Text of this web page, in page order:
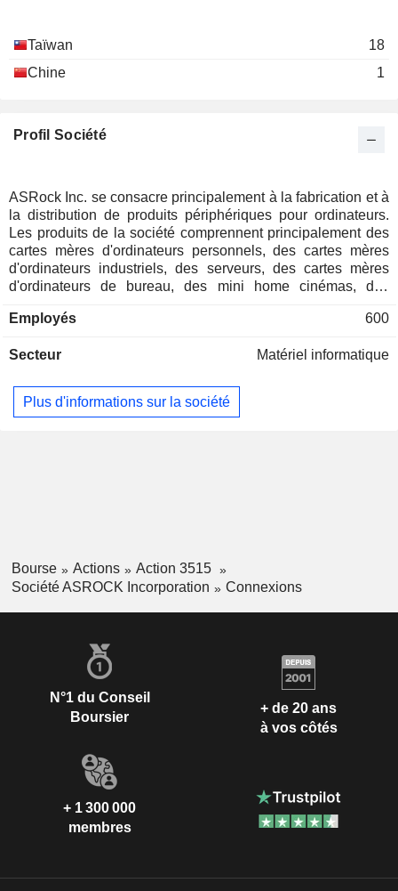
Taïwan
18
Chine
1
Profil Société
ASRock Inc. se consacre principalement à la fabrication et à
la distribution de produits périphériques pour ordinateurs.
Les produits de la société comprennent principalement des
cartes mères d'ordinateurs personnels, des cartes mères
d'ordinateurs industriels, des serveurs, des cartes mères
d'ordinateurs de bureau, des mini home cinémas, des
L'entreprise distribue ses produits sur le marché national et
et en Asie.
Employés 600
Secteur Matériel informatique
Plus d'informations sur la société
Bourse Actions
Action 3515
Société ASROCK Incorporation
Connexions
N°1 du Conseil
Boursier
+ de 20 ans
à vos côtés
+ 1 300 000
membres